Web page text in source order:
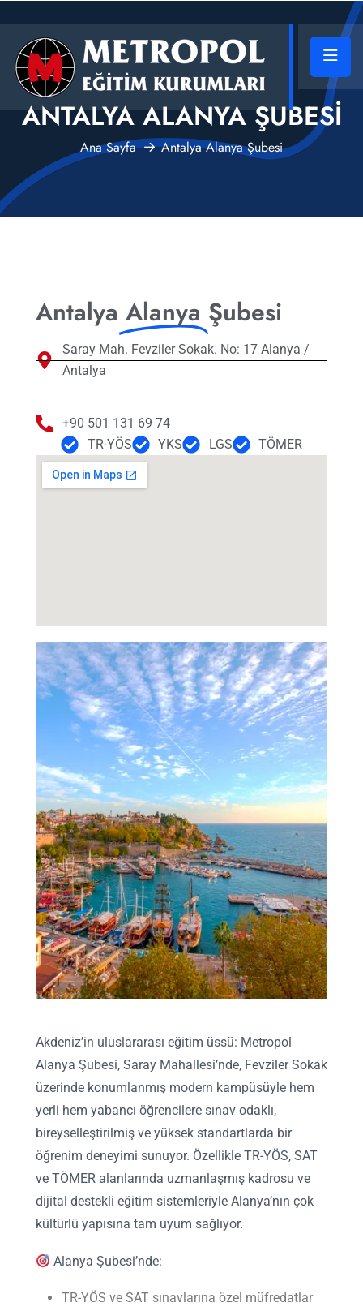
ANTALYA ALANYA ŞUBESI
Ana Sayfa Antalya Alanya Şubesi
Antalya Alanya Şubesi
Saray Mah. Fevziler Sokak. No: 17 Alanya /
Antalya
+90 501 131 69 74
TR-YÖS
YKS LGS TÖMER
Akdeniz’in uluslararası eğitim üssü: Metropol
Alanya Şubesi, Saray Mahallesi’nde, Fevziler Sokak
üzerinde konumlanmış modern kampüsüyle hem
yerli hem yabancı öğrencilere sınav odaklı,
bireyselleştirilmiş ve yüksek standartlarda bir
öğrenim deneyimi sunuyor. Özellikle TR-YÖS, SAT
ve TÖMER alanlarında uzmanlaşmış kadrosu ve
dijital destekli eğitim sistemleriyle Alanya’nın çok
kültürlü yapısına tam uyum sağlıyor.
Alanya Şubesi’nde:
TR-YÖS ve SAT sınavlarına özel müfredatlar